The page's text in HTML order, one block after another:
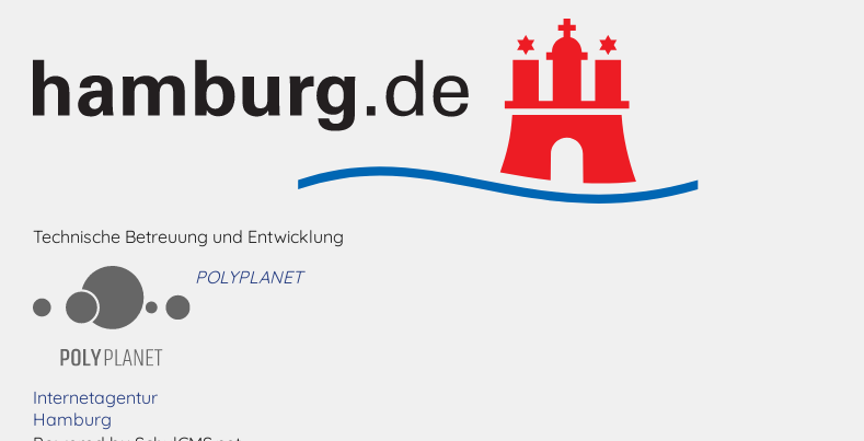
Technische Betreuung und Entwicklung
POLYPLANET
Internetagentur
Hamburg